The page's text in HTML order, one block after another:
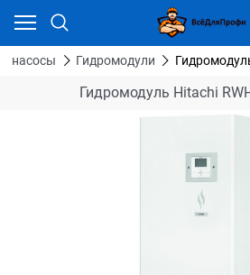
насосы Гидромодули
Гидромодуль Hitachi
Ваш город - Тюмень,
угадали?
ДА НЕТ